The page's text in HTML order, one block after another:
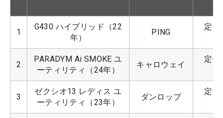
1
G430 ハイブリッド（22
年）
PING
定価
2
PARADYM Ai SMOKE ユ
ーティリティ（24年）
キャロウェイ
定価
3
ゼクシオ13 レディス ユ
ーティリティ（23年）
ダンロップ
定価